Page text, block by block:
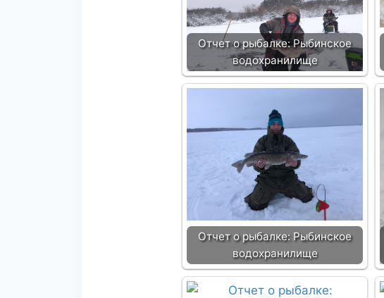
Отчет о рыбалке: Рыбинское
водохранилище
Отчет о рыбалке: Рыбинское
водохранилище